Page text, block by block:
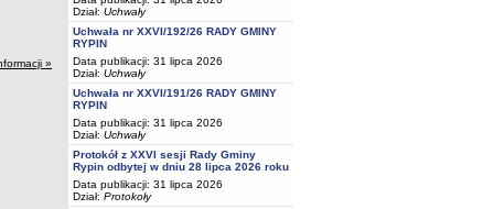
»
Dział: Uchwały
Uchwała nr XXVI/192/26 RADY GMINY
RYPIN
Data publikacji: 31 lipca 2026
Dział: Uchwały
Uchwała nr XXVI/191/26 RADY GMINY
RYPIN
Data publikacji: 31 lipca 2026
Dział: Uchwały
Protokół z XXVI sesji Rady Gminy
Rypin odbytej w dniu 28 lipca 2026 roku
Data publikacji: 31 lipca 2026
Dział: Protokoły